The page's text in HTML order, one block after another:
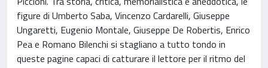
figure di Umberto Saba, Vincenzo Cardarelli, Giuseppe
Ungaretti, Eugenio Montale, Giuseppe De Robertis, Enrico
Pea e Romano Bilenchi si stagliano a tutto tondo in
queste pagine capaci di catturare il lettore per il ritmo del